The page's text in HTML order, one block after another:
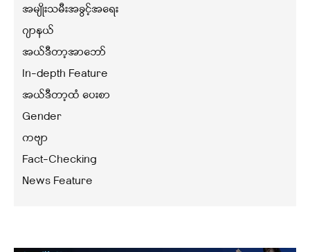
အမျိုးသမီးအခွင့်အရေး
ဂျာနယ်
အယ်ဒီတာ့အာဘော်
In-depth Feature
အယ်ဒီတာ့ထံ ပေးစာ
Gender
ကဗျာ
Fact-Checking
News Feature